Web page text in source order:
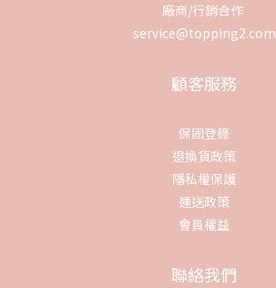
廠商/行銷合作
service@topping2.com
顧客服務
保固登錄
退換貨政策
隱私權保護
運送政策
會員權益
聯絡我們